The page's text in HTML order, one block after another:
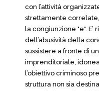
con l’attività
strettamente
la congiunzione "e".
dell’abusività della
sussistere a fronte di
imprenditoriale,
l’obiettivo criminoso
struttura non sia